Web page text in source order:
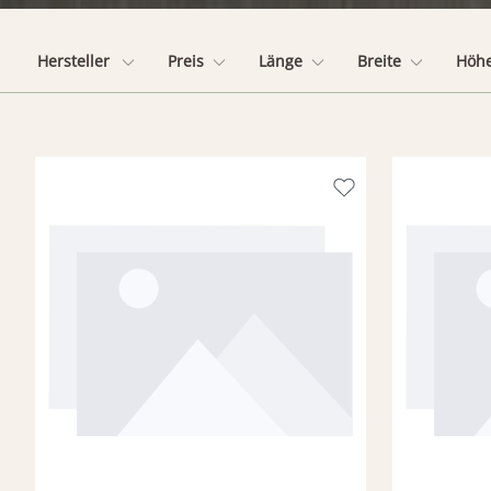
Hersteller Preis Länge Breite